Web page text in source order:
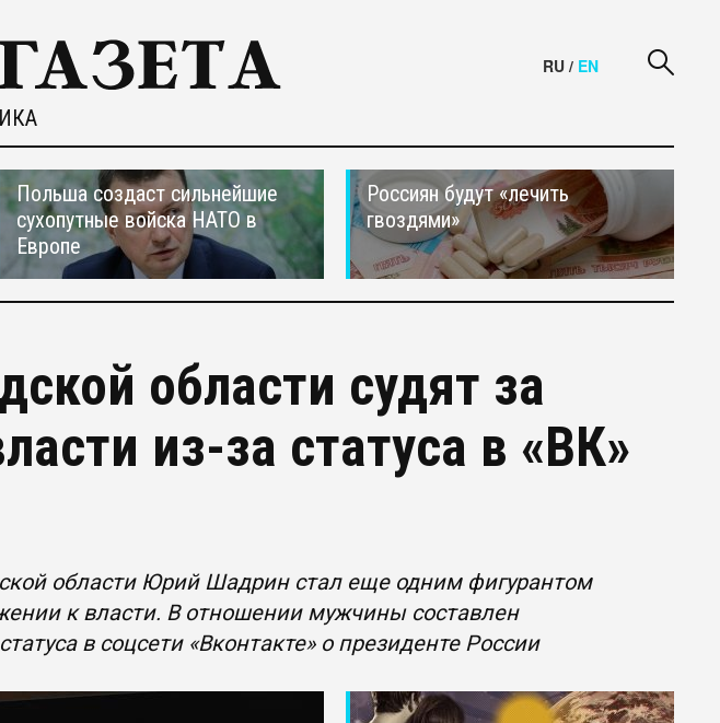
RU / EN
Польша создаст сильнейшие
сухопутные войска НАТО в
Европе
Россиян будут «лечить
гвоздями»
области судят за
из-за статуса в «ВК»
области Юрий Шадрин стал еще одним фигурантом
к власти. В отношении мужчины составлен
в соцсети «Вконтакте» о президенте России